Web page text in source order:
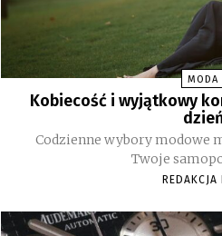
MODA
Kobiecość i wyjątkowy
Codzienne wybory modowe
Twoje
REDAKCJA